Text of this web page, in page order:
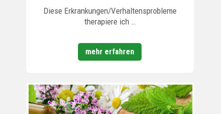
Diese Erkrankungen/Verhaltensprobleme
therapiere ich …
mehr erfahren